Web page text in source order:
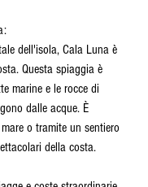
dell'isola, Cala Luna è
Questa spiaggia è
marine e le rocce di
dalle acque. È
o tramite un sentiero
della costa.